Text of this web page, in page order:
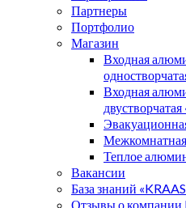
Партнеры
Портфолио
Магазин
Входная
Входная
Теплое
Вакансии
База знаний
Отзывы о компании